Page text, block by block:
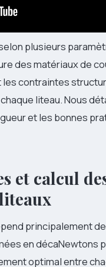
plusieurs
des matériaux de
contraintes
liteau. Nous
et les bonnes
et calcul
principalement
en décaNewtons
optimal entre